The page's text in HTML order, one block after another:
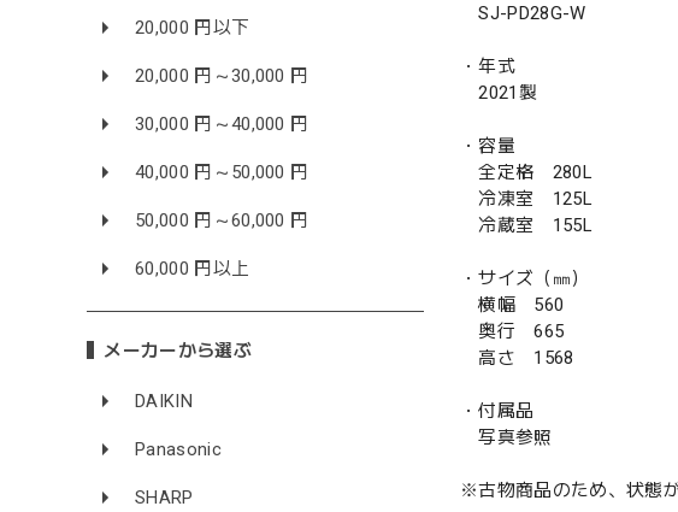
20,000 円以下
20,000 円～30,000 円
30,000 円～40,000 円
40,000 円～50,000 円
50,000 円～60,000 円
60,000 円以上
メーカーから選ぶ
DAIKIN
Panasonic
SHARP
SJ-PD28G-W
・年式
2021製
・容量
全定格 280L
冷凍室 125L
冷蔵室 155L
・サイズ（㎜）
横幅 560
奥行 665
高さ 1568
・付属品
写真参照
※古物商品のため、状態